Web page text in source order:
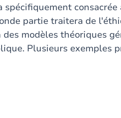
consacrée
partie traitera de
modèles théoriques
Plusieurs exemples